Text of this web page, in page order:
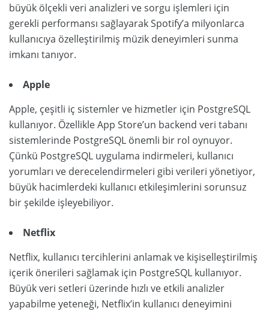
büyük ölçekli veri analizleri ve sorgu işlemleri için
gerekli performansı sağlayarak Spotify’a milyonlarca
kullanıcıya özelleştirilmiş müzik deneyimleri sunma
imkanı tanıyor.
Apple
Apple, çeşitli iç sistemler ve hizmetler için PostgreSQL
kullanıyor. Özellikle App Store’un backend veri tabanı
sistemlerinde PostgreSQL önemli bir rol oynuyor.
Çünkü PostgreSQL uygulama indirmeleri, kullanıcı
yorumları ve derecelendirmeleri gibi verileri yönetiyor,
büyük hacimlerdeki kullanıcı etkileşimlerini sorunsuz
bir şekilde işleyebiliyor.
Netflix
Netflix, kullanıcı tercihlerini anlamak ve kişiselleştirilmiş
içerik önerileri sağlamak için PostgreSQL kullanıyor.
Büyük veri setleri üzerinde hızlı ve etkili analizler
yapabilme yeteneği, Netflix’in kullanıcı deneyimini